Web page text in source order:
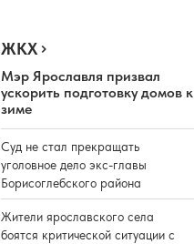
ЖКХ
Мэр Ярославля призвал
ускорить подготовку домов к
зиме
Суд не стал прекращать
уголовное дело экс-главы
Борисоглебского района
Жители ярославского села
боятся критической ситуации с